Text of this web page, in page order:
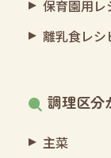
保育園用レ
離乳食レシ
調理区分
主菜